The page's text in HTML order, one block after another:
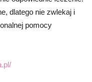
dlatego nie zwlekaj i
pomocy